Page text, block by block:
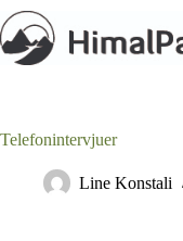
Hopp
til
innholdet
Telefonintervjuer
Line Konstali